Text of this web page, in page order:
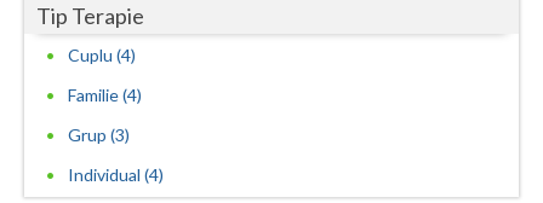
Tip Terapie
Cuplu (4)
Familie (4)
Grup (3)
Individual (4)